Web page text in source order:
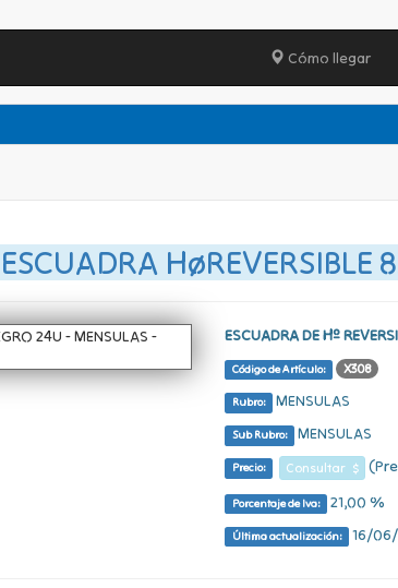
Cómo llegar
ESCUADRA HøREVERSIBLE
ESCUADRA DE Hº
Código de Artículo: X308
Rubro: MENSULAS
Sub Rubro: MENSULAS
Precio: Consultar $
Porcentaje de Iva: 21,00 %
Última actualización: 16/06/